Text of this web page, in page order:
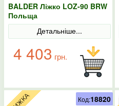
BALDER Ліжко LOZ-90 BRW
Польща
Детальніше...
4 403 грн.
Код:18820